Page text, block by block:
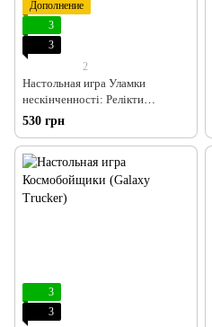
Дополнение
3
3
2
Настольная игра Уламки
нескінченності: Релікти
майбутнього (Shards of Infinity:
Relics of the Future)
530 грн
3
3